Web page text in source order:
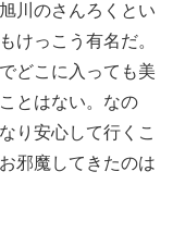
川のさんろくとい
けっこう有名だ。
どこに入っても美
とはない。なの
り安心して行くこ
邪魔してきたのは